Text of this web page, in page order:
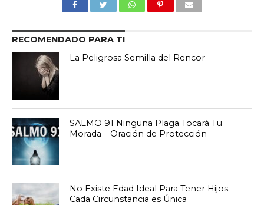
RECOMENDADO PARA TI
La Peligrosa Semilla del Rencor
SALMO 91 Ninguna Plaga Tocará Tu
Morada – Oración de Protección
No Existe Edad Ideal Para Tener Hijos.
Cada Circunstancia es Única